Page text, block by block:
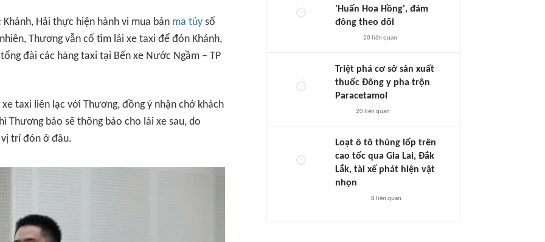
Hải thực hiện hành vi mua bán ma túy số
Thương vẫn cố tìm lái xe taxi để đón Khánh,
đài các hãng taxi tại Bến xe Nước Ngầm – TP
taxi liên lạc với Thương, đồng ý nhận chở khách
Thương bảo sẽ thông báo cho lái xe sau, do
trí đón ở đâu.
'Huấn Hoa Hồng', đám
đông theo dõi
20liên quan
Triệt phá cơ sở sản xuất
thuốc Đông y pha trộn
Paracetamol
20liên quan
Loạt ô tô thủng lốp trên
cao tốc qua Gia Lai, Đắk
Lắk, tài xế phát hiện vật
nhọn
8 liên quan